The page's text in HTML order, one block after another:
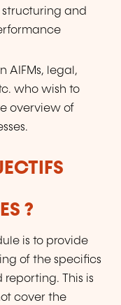
and
AIFMs, legal,
who wish to
overview of
?
is to provide
of the specifics
This is
cover the